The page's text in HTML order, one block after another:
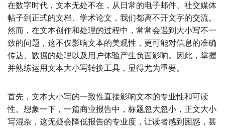
在数字时代，文本无处不在，从日常的电子邮件、社交媒体
帖子到正式的文档、学术论文，我们都离不开文字的交流。
然而，在文本创作和处理的过程中，常常会遇到大小写不一
致的问题，这不仅影响文本的美观性，更可能对信息的准确
传达、数据的处理以及用户体验产生负面影响。因此，掌握
并熟练运用文本大小写转换工具，显得尤为重要。
首先，文本大小写的一致性直接影响文本的专业性和可读
性。想象一下，一篇商业报告中，标题忽大忽小，正文大小
写混杂，这无疑会降低报告的专业度，让读者感到困惑，甚